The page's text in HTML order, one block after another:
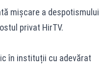
mișcare a despotismului
privat HirTV.
în instituții cu adevărat